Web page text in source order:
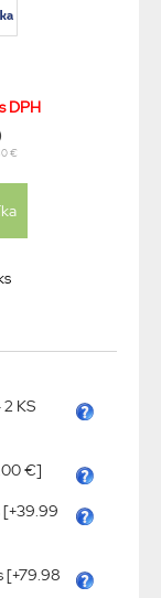
s DPH
€
2 KS
€]
[+39.99
[+79.98